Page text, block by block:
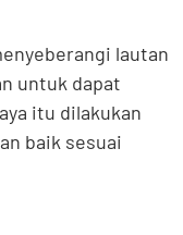
lautan
untuk dapat
itu dilakukan
baik sesuai